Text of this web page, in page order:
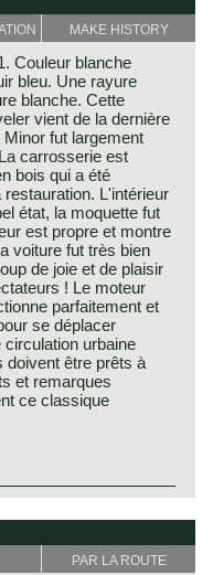
MAKE HISTORY
Couleur blanche
bleu. Une rayure
blanche. Cette
vient de la dernière
fut largement
carrosserie est
bois qui a été
L'intérieur
état, la moquette fut
est propre et montre
voiture fut très bien
de joie et de plaisir
! Le moteur
parfaitement et
se déplacer
urbaine
doivent être prêts à
et remarques
ce classique
PAR LA ROUTE